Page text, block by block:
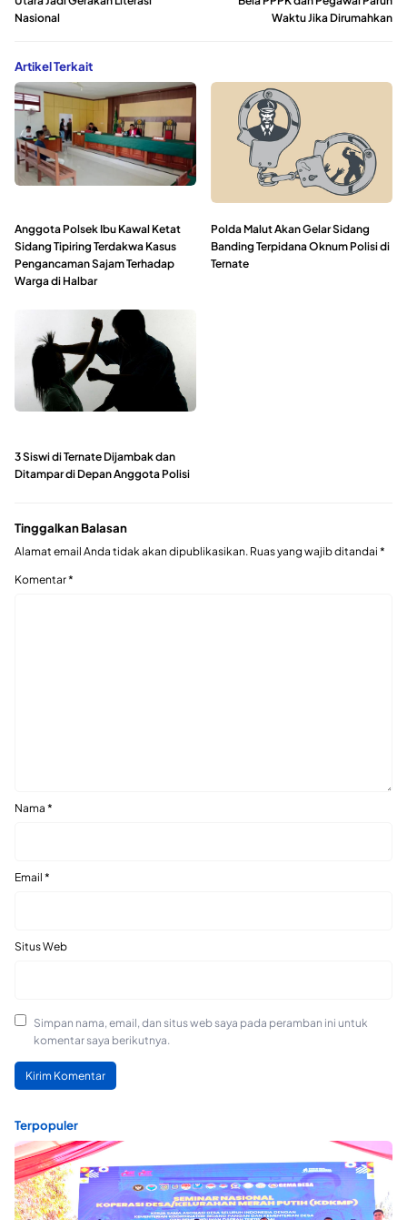
Nasional
Waktu Jika Dirumahkan
Artikel Terkait
Anggota Polsek Ibu Kawal Ketat
Sidang Tipiring Terdakwa Kasus
Pengancaman Sajam Terhadap
Warga di Halbar
Polda Malut Akan Gelar Sidang
Banding Terpidana Oknum Polisi di
Ternate
3 Siswi di Ternate Dijambak dan
Ditampar di Depan Anggota Polisi
Tinggalkan Balasan
Alamat email Anda tidak akan dipublikasikan. Ruas yang wajib ditandai *
Komentar*
Nama *
Email *
Situs Web
Simpan nama, email, dan situs web saya pada peramban ini untuk
komentar saya berikutnya.
Terpopuler